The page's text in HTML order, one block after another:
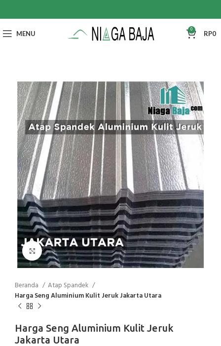
MENU 0 RP0
Click to enlarge
Beranda
Atap Spandek
Harga Seng Aluminium Kulit Jeruk Jakarta Utara
Harga Seng Aluminium Kulit Jeruk
Jakarta Utara